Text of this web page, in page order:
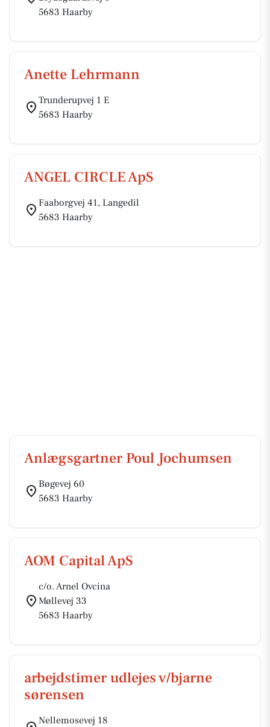
5683 Haarby
Anette Lehrmann
Trunderupvej 1 E
5683 Haarby
ANGEL CIRCLE ApS
Faaborgvej 41, Langedil
5683 Haarby
Anlægsgartner Poul Jochumsen
Bøgevej 60
5683 Haarby
AOM Capital ApS
c/o. Arnel Ovcina
Møllevej 33
5683 Haarby
arbejdstimer udlejes v/bjarne
sørensen
Nellemosevej 18